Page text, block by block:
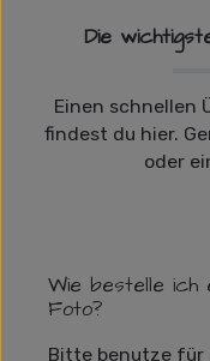
Die
Einen schnellen
findest du hier.
oder
Wie bestelle ich
Foto?
Bitte benutze für